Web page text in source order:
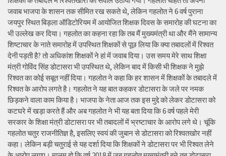
जवाब भाजपा के शासन तक सीमित रख सकते थे, लेकिन गहलोत ने 6 वर्ष पुराना
जयपुर स्थित बिड़ला ऑडिटोरियम में आयोजित शिक्षक दिवस के समारोह की घटना का
भी उल्लेख कर दिया। गहलोत का कहना रहा कि तब मैं मुख्यमंत्री था और मैंने सामान्य
शिष्टाचार के नाते समारोह में उपस्थित शिक्षकों से पूछ लिया कि क्या तबादलों में रिश्वत
देनी पड़ती है? तो अधिकांश शिक्षकों ने हां में जवाब दिया। उस समय मेरे साथ शिक्षा
मंत्री गोविंद सिंह डोटासरा भी उपस्थित थे, लेकिन बाद में किसी भी शिक्षक ने मुझे
रिश्वत का कोई सबूत नहीं दिया। गहलोत ने कहा कि हर शासन में शिक्षकों के तबादले में
रिश्वत के आरोप लगते है। गहलोत ने यह बात कहकर डोटासरा के जले पर नमक
छिड़कने वाला काम किया है। भाजपा के नेता आज तक इस मुद्दे को लेकर डोटासरा को
कटघरे में खड़ा करते हैं और अब गहलोत ने भी यह बता दिया कि 6 वर्ष पहले मेरी
सरकार के शिक्षा मंत्री डोटासरा पर भी तबादलों में भ्रष्टाचार के आरोप लगे थे। चूंकि
गहलोत चतुर राजनीतिज्ञ है, इसलिए स्वयं की जुबान से डोटासरा को रिश्वतखोर नहीं
कहा। लेकिन बड़ी चतुराई से यह दर्शा दिया कि शिक्षकों ने डोटासरा पर भी रिश्वत लेने